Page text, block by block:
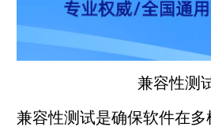
兼容性测
兼容性测试是确保软件在